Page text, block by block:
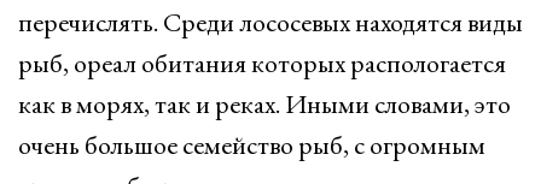
перечислять. Среди лососевых находятся виды
рыб, ореал обитания которых распологается
как в морях, так и реках. Иными словами, это
очень большое семейство рыб, с огромным